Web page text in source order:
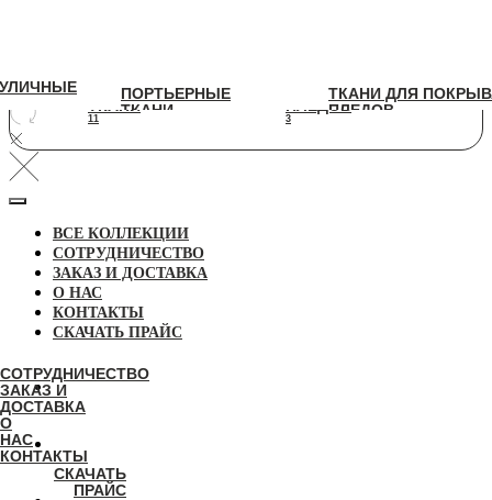
СОТРУДНИЧЕСТВО
ЗАКАЗ И
ДОСТАВКА
О
НАС
КОНТАКТЫ
СКАЧАТЬ
ПРАЙС
ПОРТЬЕРНЫЕ
ТКАНИ
11
ТКАНИ ДЛЯ ПОКРЫВАЛ И
ПЛЕДОВ
3
ПОРТЬЕРНЫЕ
ТКАНИ
ТКАНИ ДЛЯ
ПЛЕДОВ
УЛИЧНЫЕ
ВСЕ КОЛЛЕКЦИИ
СОТРУДНИЧЕСТВО
ЗАКАЗ И ДОСТАВКА
О НАС
КОНТАКТЫ
СКАЧАТЬ ПРАЙС